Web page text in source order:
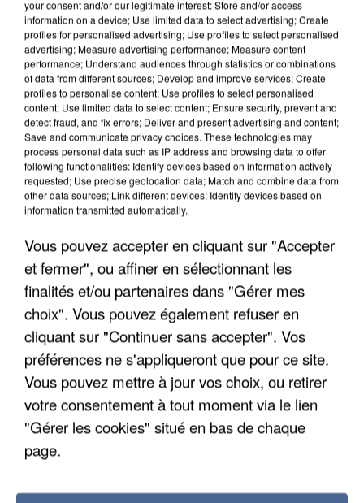
APRÈS TOUTES CES CANICULES, LES REFUGES
your consent and/or our legitimate interest: Store and/or access
information on a device; Use limited data to select advertising; Create
profiles for personalised advertising; Use profiles to select personalised
advertising; Measure advertising performance; Measure content
performance; Understand audiences through statistics or combinations
of data from different sources; Develop and improve services; Create
profiles to personalise content; Use profiles to select personalised
content; Use limited data to select content; Ensure security, prevent and
detect fraud, and fix errors; Deliver and present advertising and content;
Save and communicate privacy choices. These technologies may
process personal data such as IP address and browsing data to offer
following functionalities: Identify devices based on information actively
requested; Use precise geolocation data; Match and combine data from
other data sources; Link different devices; Identify devices based on
information transmitted automatically.
Vous pouvez accepter en cliquant sur "Accepter
et fermer", ou affiner en sélectionnant les
finalités et/ou partenaires dans "Gérer mes
choix". Vous pouvez également refuser en
cliquant sur "Continuer sans accepter". Vos
préférences ne s'appliqueront que pour ce site.
Vous pouvez mettre à jour vos choix, ou retirer
votre consentement à tout moment via le lien
"Gérer les cookies" situé en bas de chaque
page.